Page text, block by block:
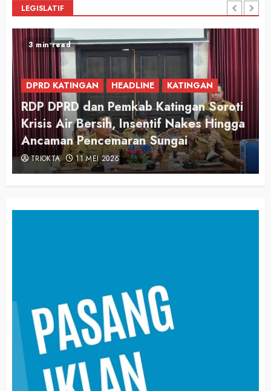
LEGISLATIF
2 min read
DPRD KATINGAN
DPRD Katingan Apresiasi Langkah
Pemerintah Awasi Harga dan Kualitas
Pangan
TRIOKTA 3 MARET 2026